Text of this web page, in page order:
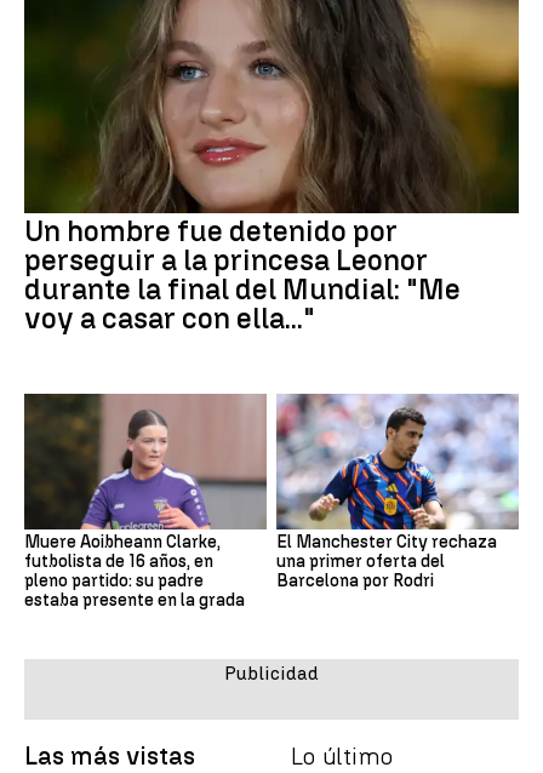
Un hombre fue detenido por
perseguir a la princesa Leonor
durante la final del Mundial: "Me
voy a casar con ella..."
Muere Aoibheann Clarke,
futbolista de 16 años, en
pleno partido: su padre
estaba presente en la grada
El Manchester City rechaza
una primer oferta del
Barcelona por Rodri
Las más vistas Lo último